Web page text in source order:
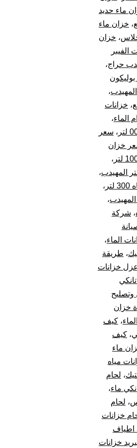
ماء حديد
، خزان ماء
، خزان
الفيبر
حراج،
،
، خزانات
الماء،
، سعر
خزان
،
،
،
،
، شركة
الماء،
، طريقة
عزل خزانات
خزان
، كيف
، كيف
ماء
مياه
، لحام
ماء،
، لحام
خزانات
خزانات